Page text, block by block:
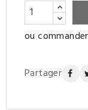
ou
Partager